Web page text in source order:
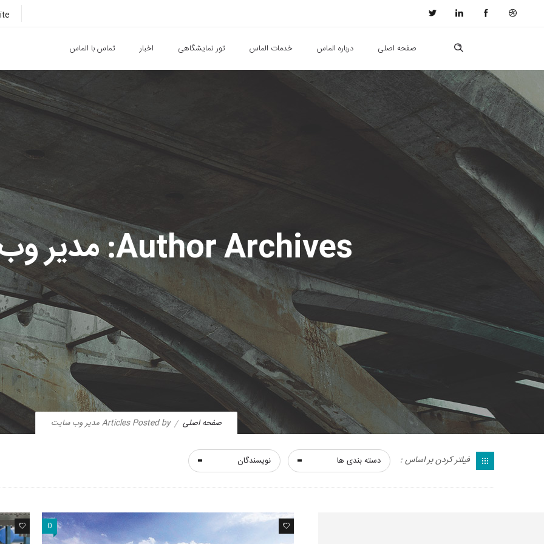
صفحه اصلی درباره الماس خدمات الماس تور نمایشگاهی اخبار تماس با الماس
Author Archives: مدیر وب سایت
صفحه اصلی Articles Posted by مدیر وب سایت
فیلتر کردن بر اساس : دسته بندی ها نویسندگان
0 0 1